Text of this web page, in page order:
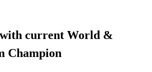
current World &
Champion